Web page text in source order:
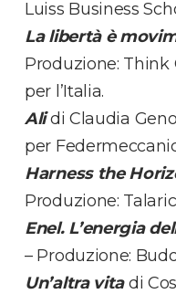
Luiss Business
La libertà è
Produzione:
per l’Italia.
Alidi Claudia
per
Harness the
Produzione:
Enel. L’energia
– Produzione:
Un’altra vitadi